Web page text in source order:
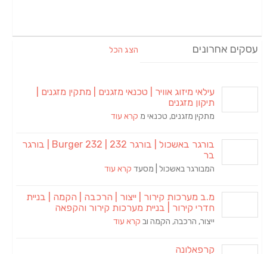
הצג הכל
אוויר | טכנאי מזגנים | מתקין מזגנים |
טכנאי מקרא עוד
בורגר באשכול | בורגר 232 | Burger 232 | בורגר
באשכול | מסעדקרא עוד
קירור | ייצור | הרכבה | הקמה | בניית
| בניית מערכות קירור והקפאה
קרא עוד